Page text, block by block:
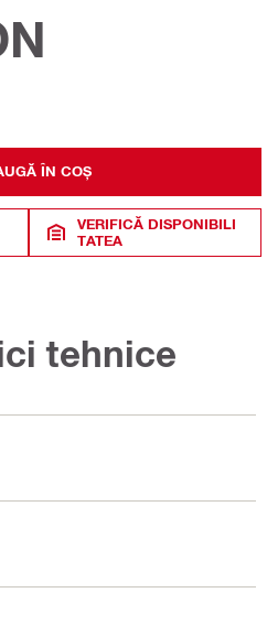
ÎN COȘ
VERIFICĂ DISPONIBILI
TATEA
tehnice